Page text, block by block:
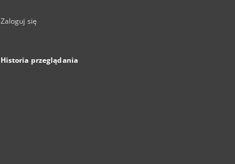
Zaloguj się
Historia przeglądania